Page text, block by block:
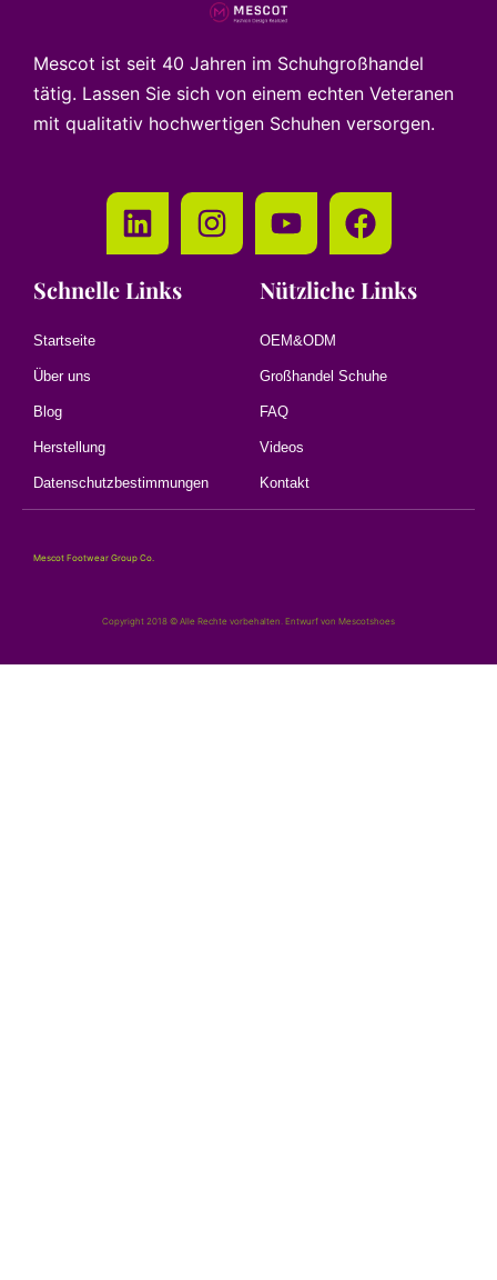
Mescot ist seit 40 Jahren im Schuhgroßhandel
tätig. Lassen Sie sich von einem echten Veteranen
mit qualitativ hochwertigen Schuhen versorgen.
Schnelle Links
Startseite
Über uns
Blog
Herstellung
Datenschutzbestimmungen
Nützliche Links
OEM&ODM
Großhandel Schuhe
FAQ
Videos
Kontakt
Mescot Footwear Group Co.
Copyright 2018 © Alle Rechte vorbehalten. Entwurf von Mescotshoes